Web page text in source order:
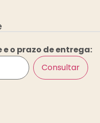
o prazo de entrega:
Consultar